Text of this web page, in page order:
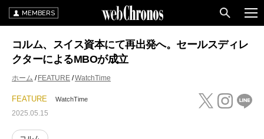
MEMBERS
コルム、スイス資本にて再出発へ。セールスディレ
クターによるMBOが成立
ホーム FEATURE WatchTime
FEATURE WatchTime
2025.05.15